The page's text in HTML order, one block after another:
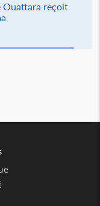
Ouattara reçoit